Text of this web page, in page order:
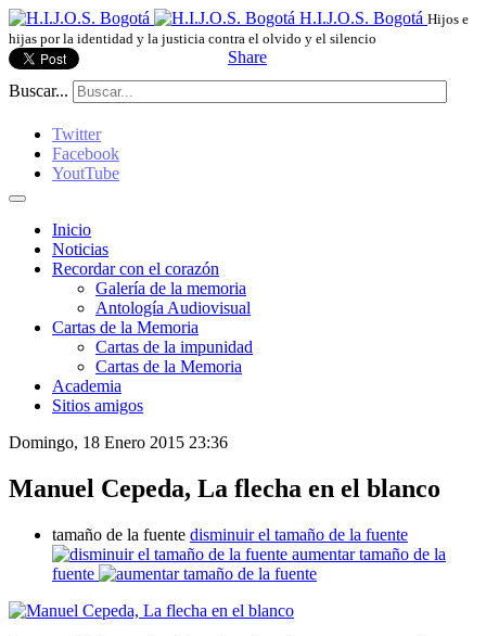
H.I.J.O.S. Bogotá Hijos e
hijas por la identidad y la justicia contra el olvido y el silencio
Share
Buscar...
Twitter
Facebook
YoutTube
Inicio
Noticias
Recordar con el corazón
Galería de la memoria
Antología Audiovisual
Cartas de la Memoria
Cartas de la impunidad
Cartas de la Memoria
Academia
Sitios amigos
Domingo, 18 Enero 2015 23:36
Manuel Cepeda, La flecha en el blanco
tamaño de la fuente disminuir el tamaño de la fuente
aumentar tamaño de la
fuente